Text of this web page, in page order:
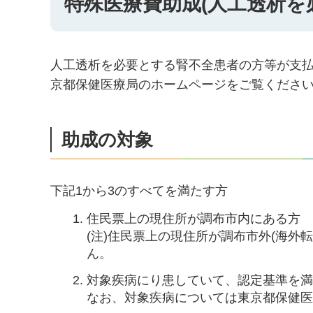
人工透析を必要とする腎不全患者の方等が支
京都保健医療局のホームページをご覧くださ
助成の対象
下記1から3のすべてを満たす方
住民票上の現住所が調布市内にある方
(注)住民票上の現住所が調布市外(海外
ん。
対象疾病にり患していて、認定基準を
なお、対象疾病については東京都保健